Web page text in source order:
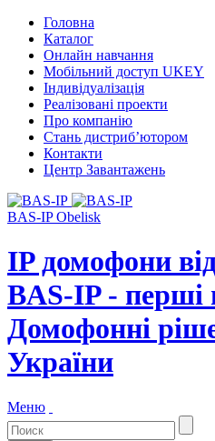
Головна
Каталог
Онлайн навчання
Мобільний доступ UKEY
Індивідуалізація
Реалізовані проекти
Про компанію
Стань дистриб’ютором
Контакти
Центр Завантажень
BAS-IP Obelisk
IP домофони
BAS-IP - перші
Домофонні
України
Меню